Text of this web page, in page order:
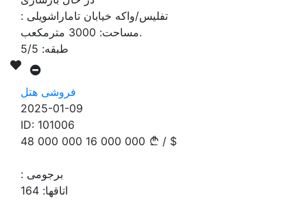
: تفلیس/واکه خیابان تاماراشویلی
مساحت: 3000
مترمکعب.
طبقه: 5/5
فروشی هتل
2025-01-09
ID: 101006
48 000 000 16 000 000 / $
: برجومی
اتاقها: 164